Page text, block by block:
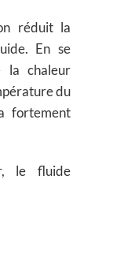
réduit la
En se
la chaleur
du
fortement
le fluide